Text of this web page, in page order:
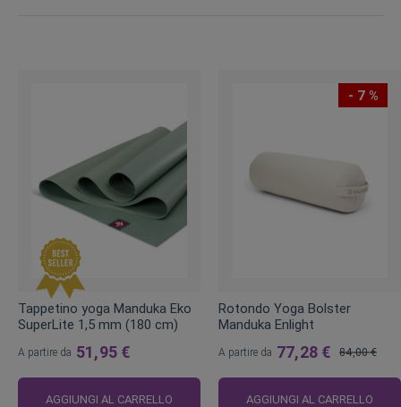
Tappetino yoga Manduka Eko
SuperLite 1,5 mm (180 cm)
A partire da 51,95 €
AGGIUNGI AL CARRELLO
- 7 %
Rotondo Yoga Bolster
Manduka Enlight
A partire da 77,28 €
regolare
84,00 €
AGGIUNGI AL CARRELLO